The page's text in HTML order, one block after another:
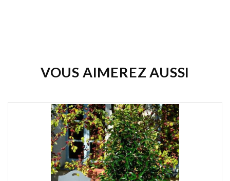
VOUS AIMEREZ AUSSI